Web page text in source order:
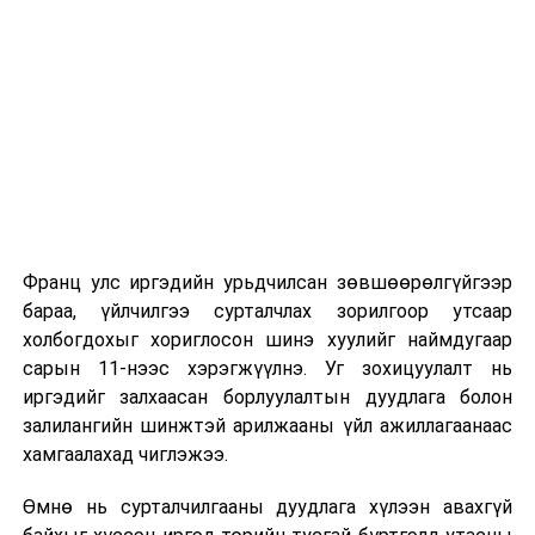
2026 оны 9 дүгээр сарын 13-наас оюутнуудыг
дотуур байранд оруулж эхэлнэ.
Сургууль, цэцэрлэгийн үйл ажиллагааны
зохицуулалт
2026 оны 8 дугаар сарын 17–28-ны өдрүүдэд
байранд элсэлт, бүртгэл болон бусад аливаа
Франц улс иргэдийн урьдчилсан зөвшөөрөлгүйгээр
бараа, үйлчилгээ сурталчлах зорилгоор утсаар
холбогдохыг хориглосон шинэ хуулийг наймдугаар
сарын 11-нээс хэрэгжүүлнэ. Уг зохицуулалт нь
иргэдийг залхаасан борлуулалтын дуудлага болон
залилангийн шинжтэй арилжааны үйл ажиллагаанаас
хамгаалахад чиглэжээ.
Өмнө нь сурталчилгааны дуудлага хүлээн авахгүй